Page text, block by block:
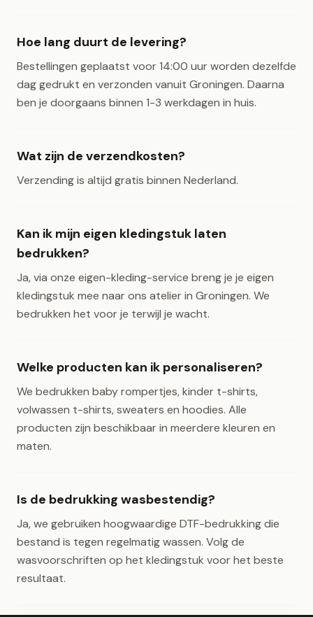
Hoe lang duurt de levering?
Bestellingen geplaatst voor 14:00 uur worden dezelfde
dag gedrukt en verzonden vanuit Groningen. Daarna
ben je doorgaans binnen 1-3 werkdagen in huis.
Wat zijn de verzendkosten?
Verzending is altijd gratis binnen Nederland.
Kan ik mijn eigen kledingstuk laten
bedrukken?
Ja, via onze eigen-kleding-service breng je je eigen
kledingstuk mee naar ons atelier in Groningen. We
bedrukken het voor je terwijl je wacht.
Welke producten kan ik personaliseren?
We bedrukken baby rompertjes, kinder t-shirts,
volwassen t-shirts, sweaters en hoodies. Alle
producten zijn beschikbaar in meerdere kleuren en
maten.
Is de bedrukking wasbestendig?
Ja, we gebruiken hoogwaardige DTF-bedrukking die
bestand is tegen regelmatig wassen. Volg de
wasvoorschriften op het kledingstuk voor het beste
resultaat.